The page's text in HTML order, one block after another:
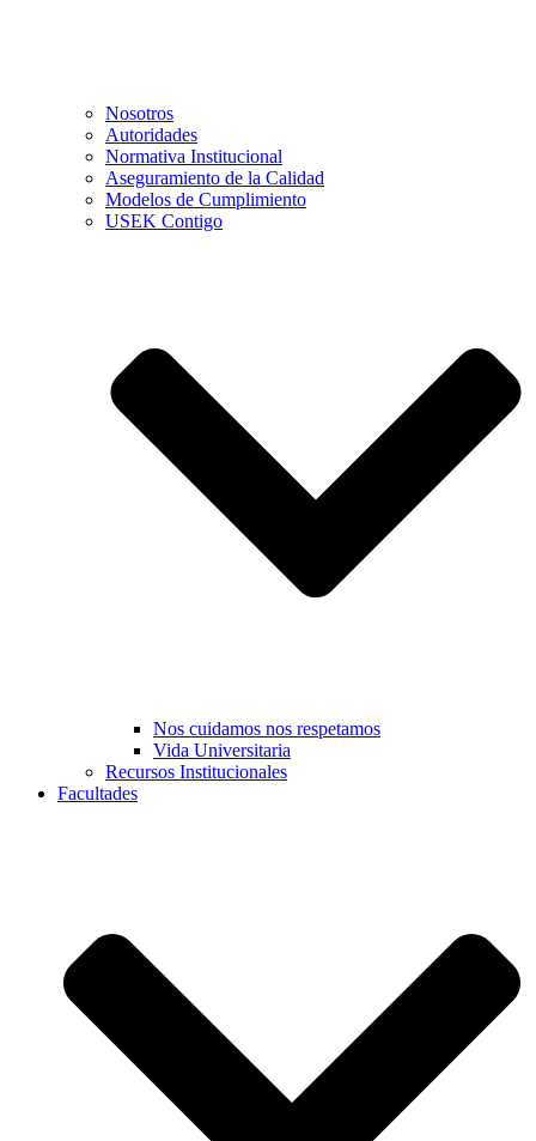
Nosotros
Autoridades
Normativa Institucional
Aseguramiento de la Calidad
Modelos de Cumplimiento
USEK Contigo
Nos cuidamos nos respetamos
Vida Universitaria
Recursos Institucionales
Facultades